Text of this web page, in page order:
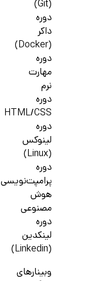
(Git)
دوره
داکر
(Docker)
دوره
مهارت
نرم
دوره
HTML/CSS
دوره
لینوکس
(Linux)
دوره
پرامپت‌نویسی
هوش
مصنوعی
دوره
لینکدین
(Linkedin)
وبینارهای